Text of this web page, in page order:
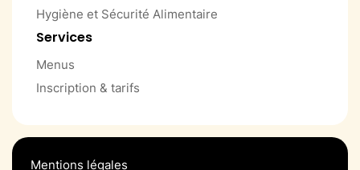
Hygiène et Sécurité Alimentaire
Services
Menus
Inscription & tarifs
Mentions légales